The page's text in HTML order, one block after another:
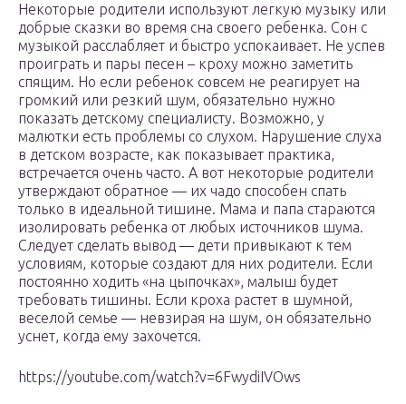
Некоторые родители используют легкую музыку или
добрые сказки во время сна своего ребенка. Сон с
музыкой расслабляет и быстро успокаивает. Не успев
проиграть и пары песен – кроху можно заметить
спящим. Но если ребенок совсем не реагирует на
громкий или резкий шум, обязательно нужно
показать детскому специалисту. Возможно, у
малютки есть проблемы со слухом. Нарушение слуха
в детском возрасте, как показывает практика,
встречается очень часто. А вот некоторые родители
утверждают обратное — их чадо способен спать
только в идеальной тишине. Мама и папа стараются
изолировать ребенка от любых источников шума.
Следует сделать вывод — дети привыкают к тем
условиям, которые создают для них родители. Если
постоянно ходить «на цыпочках», малыш будет
требовать тишины. Если кроха растет в шумной,
веселой семье — невзирая на шум, он обязательно
уснет, когда ему захочется.
https://youtube.com/watch?v=6FwydiIVOws